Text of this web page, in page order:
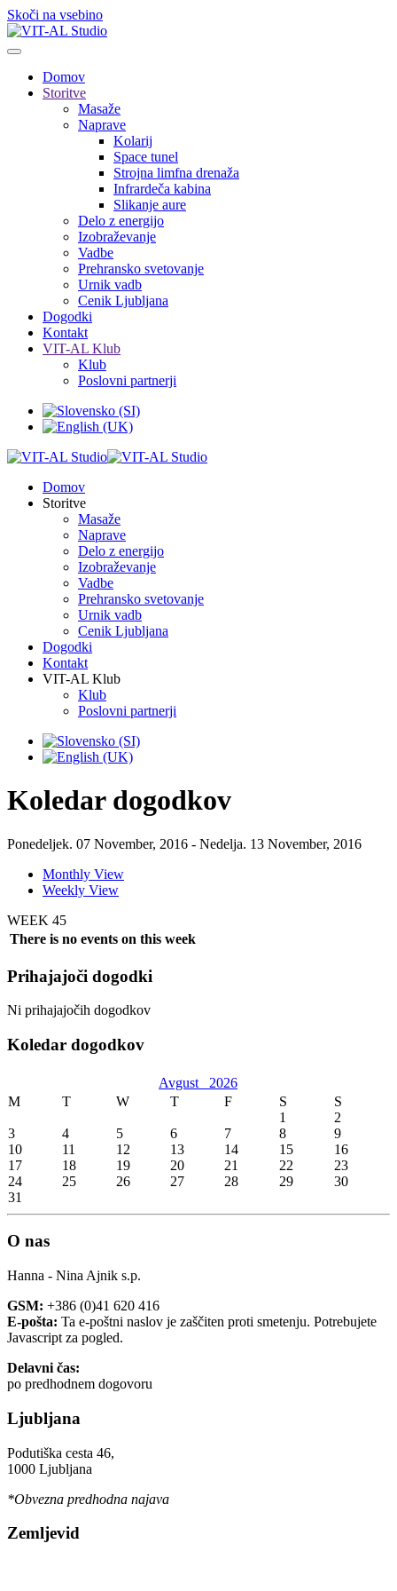
Skoči na vsebino
Domov
Storitve
Masaže
Naprave
Kolarij
Space tunel
Strojna limfna drenaža
Infrardeča kabina
Slikanje aure
Delo z energijo
Izobraževanje
Vadbe
Prehransko svetovanje
Urnik vadb
Cenik Ljubljana
Dogodki
Kontakt
VIT-AL Klub
Klub
Poslovni partnerji
Domov
Storitve
Masaže
Naprave
Delo z energijo
Izobraževanje
Vadbe
Prehransko svetovanje
Urnik vadb
Cenik Ljubljana
Dogodki
Kontakt
VIT-AL Klub
Klub
Poslovni partnerji
Koledar dogodkov
Ponedeljek. 07 November, 2016 - Nedelja. 13 November, 2016
Monthly View
Weekly View
WEEK 45
There is no events on this week
Prihajajoči dogodki
Ni prihajajočih dogodkov
Koledar dogodkov
Avgust 2026
M
T W T F S
S
1
2
3
4 5 6 7 8
9
10
11 12 13 14 15
16
17
18 19 20 21 22
23
24
25 26 27 28 29
30
31
O nas
Hanna - Nina Ajnik s.p.
GSM: +386 (0)41 620 416
E-pošta: Ta e-poštni naslov je zaščiten proti smetenju. Potrebujete
Javascript za pogled.
Delavni čas:
po predhodnem dogovoru
Ljubljana
Podutiška cesta 46,
1000 Ljubljana
*Obvezna predhodna najava
Zemljevid